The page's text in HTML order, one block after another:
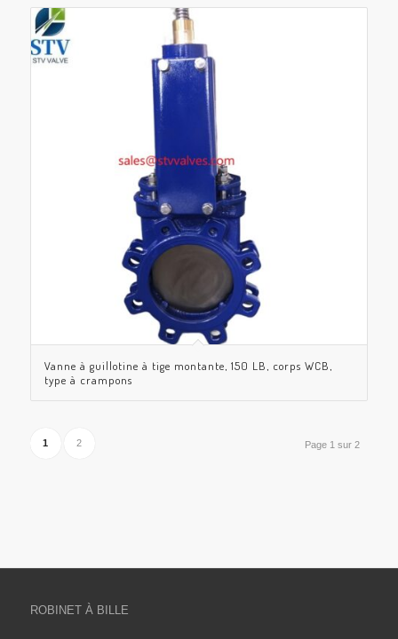
Vanne à guillotine à tige montante, 150 LB, corps WCB,
type à crampons
Page 1 sur 2
1 2
ROBINET À BILLE